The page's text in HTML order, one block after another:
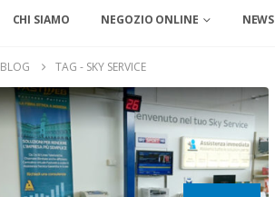
CHI SIAMO NEGOZIO ONLINE NEWS
BLOG TAG - SKY SERVICE